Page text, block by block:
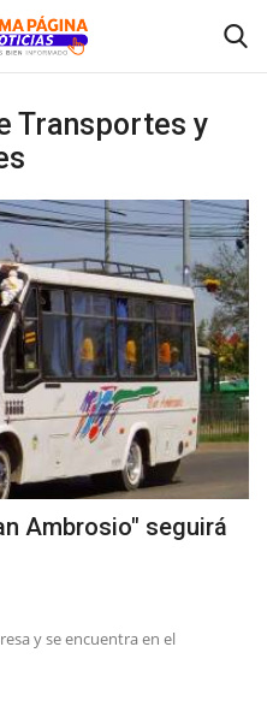
Transportes y
Ambrosio" seguirá
y se encuentra en el